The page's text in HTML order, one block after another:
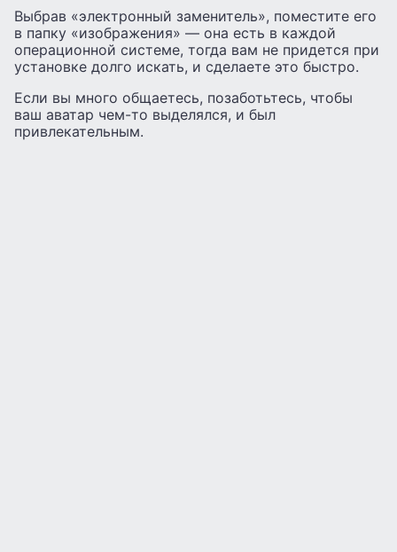
Выбрав «электронный заменитель», поместите его
в папку «изображения» — она есть в каждой
операционной системе, тогда вам не придется при
установке долго искать, и сделаете это быстро.
Если вы много общаетесь, позаботьтесь, чтобы
ваш аватар чем-то выделялся, и был
привлекательным.